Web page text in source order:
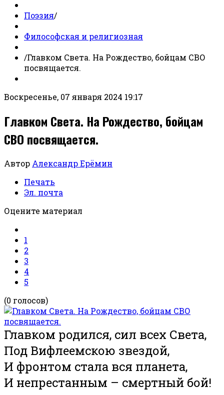
Поэзия/
Философская и религиозная
/Главком Света. На Рождество, бойцам СВО
посвящается.
Воскресенье, 07 января 2024 19:17
Главком Света. На Рождество, бойцам
СВО посвящается.
Автор Александр Ерёмин
Печать
Эл. почта
Оцените материал
1
2
3
4
5
(0 голосов)
Главком родился, сил всех Света,
Под Вифлеемскою звездой,
И фронтом стала вся планета,
И непрестанным – смертный бой!